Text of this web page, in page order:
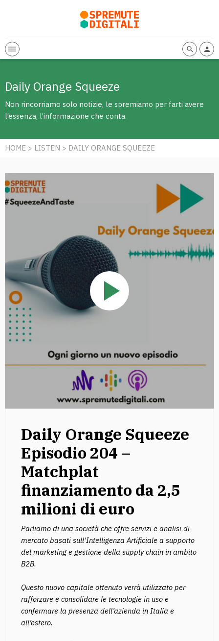
Daily Orange Squeeze
Non rincorriamo solo notizie, le spremiamo per farti avere
l’essenza, l’informazione che conta.
HOME > LISTEN > DAILY ORANGE SQUEEZE
Daily Orange Squeeze
Episodio 204 –
Matchplat
finanziamento da 2,5
milioni di euro
Parliamo di una società che offre servizi e analisi di
mercato basati sull’Intelligenza Artificiale a supporto
del marketing e gestione della supply chain in ambito
B2B.
Questo nuovo capitale ottenuto verrà utilizzato per
rafforzare e consolidare le tecnologie in uso e
confermare la presenza dell’azienda in Italia e
all’estero.